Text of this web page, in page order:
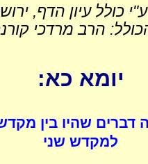
כולל עיון הדף,
הרב מרדכי
יומא כא:
דברים שהיו בין
למקדש שני